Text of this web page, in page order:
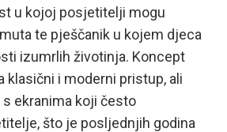
u kojoj posjetitelji mogu
te pješčanik u kojem djeca
izumrlih životinja. Koncept
klasični i moderni pristup, ali
ekranima koji često
što je posljednjih godina